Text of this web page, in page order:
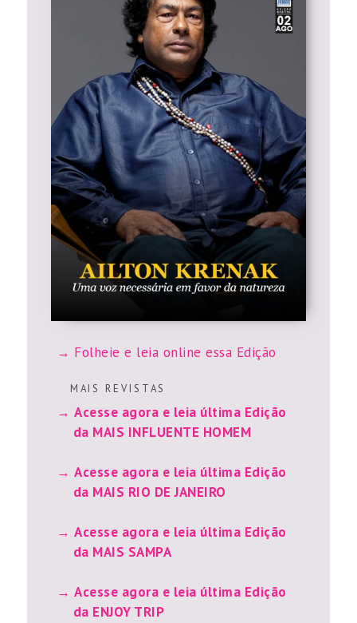
Folheie e leia online essa Edição
M A I S R E V I S T A S
Acesse agora e leia última Edição
da MAIS INFLUENTE HOMEM
Acesse agora e leia última Edição
da MAIS RIO DE JANEIRO
Acesse agora e leia última Edição
da MAIS SAMPA
Acesse agora e leia última Edição
da ENJOY TRIP